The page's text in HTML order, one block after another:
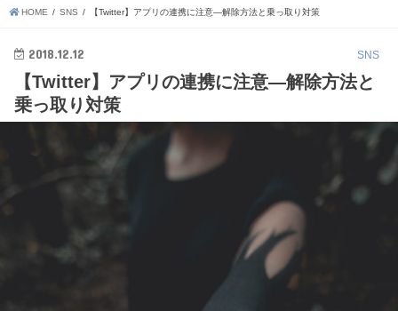
HOME SNS 【Twitter】アプリの連携に注意―解除方法と乗っ取り対策
SNS
2018.12.12
【Twitter】アプリの連携に注意―解除方法と
乗っ取り対策